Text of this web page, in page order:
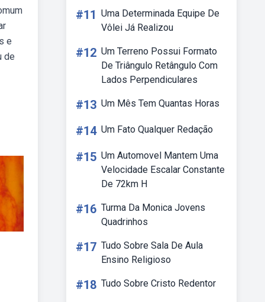
e
de
#11 Uma Determinada Equipe De
Vôlei Já Realizou
#12 Um Terreno Possui Formato
De Triângulo Retângulo Com
Lados Perpendiculares
#13 Um Mês Tem Quantas Horas
#14 Um Fato Qualquer Redação
#15 Um Automovel Mantem Uma
Velocidade Escalar Constante
De 72km H
#16 Turma Da Monica Jovens
Quadrinhos
#17 Tudo Sobre Sala De Aula
Ensino Religioso
#18 Tudo Sobre Cristo Redentor